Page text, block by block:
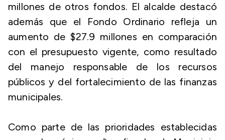
millones de otros fondos. El alcalde destacó
además que el Fondo Ordinario refleja un
aumento de $27.9 millones en comparación
con el presupuesto vigente, como resultado
del manejo responsable de los recursos
públicos y del fortalecimiento de las finanzas
municipales.
Como parte de las prioridades establecidas